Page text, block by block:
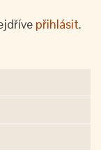
přihlásit.